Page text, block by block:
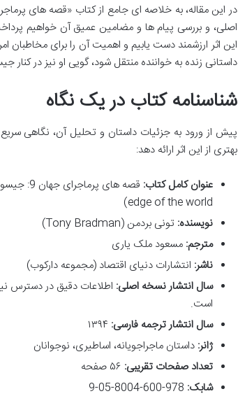
اصلی، و بررسی پیام ها و مضامین عمیق آن خواهیم
این اثر ارزشمند دست یابیم و اهمیت آن را برای
داستانی زنده به خواننده منتقل شود، گویی او نیز در
شناسنامه کتاب در یک نگاه
پیش از ورود به جزئیات داستان و تحلیل آن، نگاهی
بهتری از این اثر ارائه دهد:
عنوان کامل کتاب:
edge of the world)
نویسنده: تونی بردمن (Tony Bradman)
مترجم: مسعود ملک یاری
ناشر: انتشارات دنیای اقتصاد (مجموعه دارکوب)
سال انتشار نسخه اصلی: اطلاعات دقیق در دسترس
است.
سال انتشار ترجمه فارسی:
ژانر: داستان ماجراجویانه، اساطیری، نوجوانان
تعداد صفحات تقریبی:
شابک: